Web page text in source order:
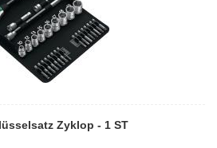
Zyklop - 1 ST